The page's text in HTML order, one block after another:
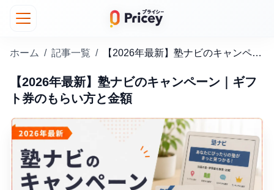
ホーム / 記事一覧 / 【2026年最新】塾ナビのキャンペーン｜ギフト券のもらい方と金額
【2026年最新】塾ナビのキャンペーン｜ギフ
ト券のもらい方と金額